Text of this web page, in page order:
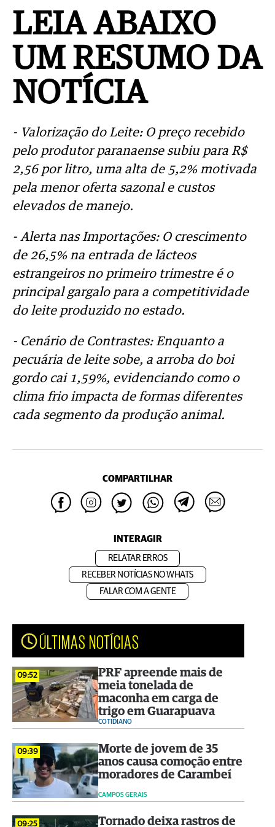
LEIA ABAIXO
UM RESUMO DA
NOTÍCIA
- Valorização do Leite: O preço recebido
pelo produtor paranaense subiu para R$
2,56 por litro, uma alta de 5,2% motivada
pela menor oferta sazonal e custos
elevados de manejo.
- Alerta nas Importações: O crescimento
de 26,5% na entrada de lácteos
estrangeiros no primeiro trimestre é o
principal gargalo para a competitividade
do leite produzido no estado.
- Cenário de Contrastes: Enquanto a
pecuária de leite sobe, a arroba do boi
gordo cai 1,59%, evidenciando como o
clima frio impacta de formas diferentes
cada segmento da produção animal.
COMPARTILHAR
INTERAGIR
RELATAR ERROS
RECEBER NOTÍCIAS NO WHATS
FALAR COM A GENTE
ÚLTIMAS NOTÍCIAS
09:52
PRF apreende mais de
meia tonelada de
maconha em carga de
trigo em Guarapuava
COTIDIANO
09:39
Morte de jovem de 35
anos causa comoção entre
moradores de Carambeí
CAMPOS GERAIS
09:25 Tornado deixa rastros de